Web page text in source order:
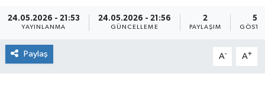
24.05.2026 - 21:53
YAYINLANMA
24.05.2026 - 21:56
GÜNCELLEME
2
PAYLAŞIM
58
Paylaş A- A+
Son Dakika Haberleri
Haber Arşivi